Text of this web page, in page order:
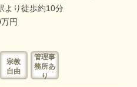
より徒歩約10分
円
宗教
自由
管理事
務所あ
り